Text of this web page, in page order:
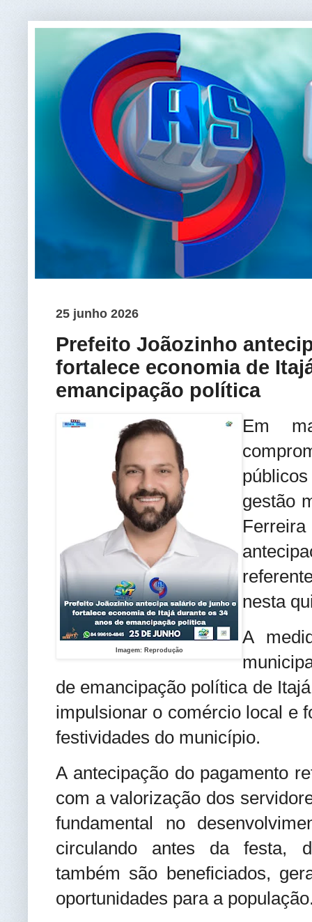
25 junho 2026
Prefeito Joãozinho
fortalece economia de
emancipação política
Imagem: Reprodução
Em
gestão
nesta
A
de emancipação política de
impulsionar o comércio local e
festividades do município.
A antecipação do pagamento
com a valorização dos
fundamental no
circulando antes da festa,
também são beneficiados,
oportunidades para a